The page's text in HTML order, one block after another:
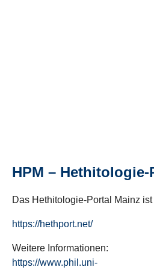
HPM –
Das Hethitologie-Portal Mainz
https://hethport.net/
Weitere Informationen:
https://www.phil.uni-